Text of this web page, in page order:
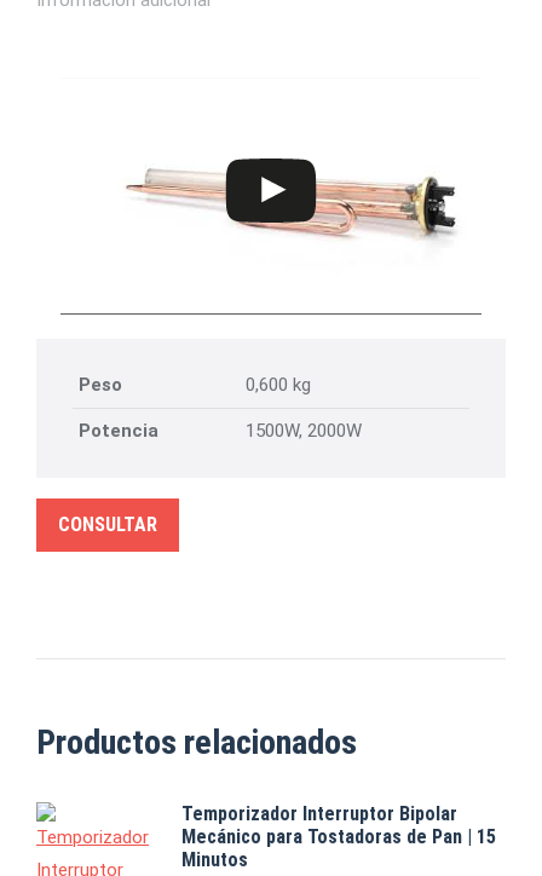
Peso 0,600 kg
Potencia 1500W, 2000W
Productos relacionados
Temporizador Interruptor Bipolar
Mecánico para Tostadoras de Pan | 15
Minutos